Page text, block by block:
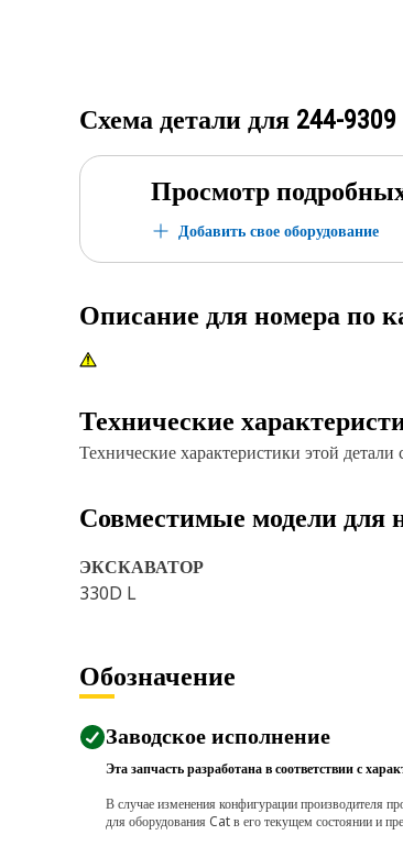
Схема детали для 244-9309
Просмотр
Добавить свое оборудование
Описание для номера по
Технические
Технические характеристики этой детали
Совместимые модели для
ЭКСКАВАТОР
330D L
Обозначение
Заводское исполнение
Эта запчасть разработана в соответствии с
В случае изменения конфигурации производителя
для оборудования Cat в его текущем состоянии и